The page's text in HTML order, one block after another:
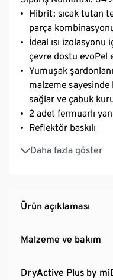
Hibrit: sıcak tutan
parça
İdeal ısı izolasyonu
çevre dostu evoPel
Yumuşak
malzeme
sağlar ve çabuk
2 adet fermuarlı
Reflektör baskılı
Daha fazla göster
Çene korumalı ön
Bağlama ipi ile
Ürün açıklaması
Malzeme ve bakım
DryActive Plus by